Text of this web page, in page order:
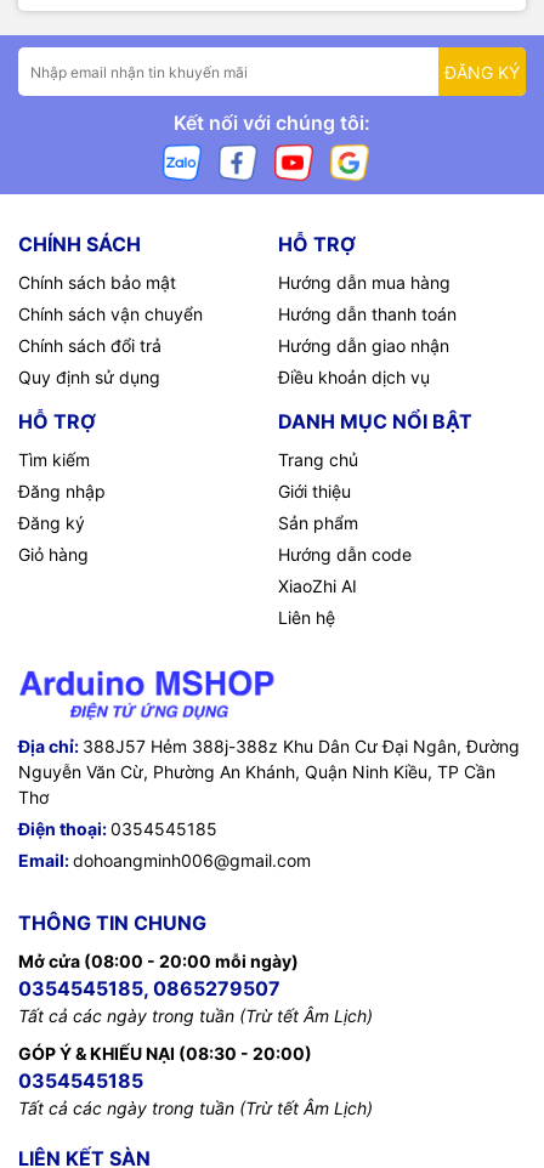
ĐĂNG KÝ
Kết nối với chúng tôi:
CHÍNH SÁCH
Chính sách bảo mật
Chính sách vận chuyển
Chính sách đổi trả
Quy định sử dụng
HỖ TRỢ
Hướng dẫn mua hàng
Hướng dẫn thanh toán
Hướng dẫn giao nhận
Điều khoản dịch vụ
HỖ TRỢ
Tìm kiếm
Đăng nhập
Đăng ký
Giỏ hàng
DANH MỤC NỔI BẬT
Trang chủ
Giới thiệu
Sản phẩm
Hướng dẫn code
XiaoZhi AI
Liên hệ
Địa chỉ: 388J57 Hẻm 388j-388z Khu Dân Cư Đại Ngân, Đường
Nguyễn Văn Cừ, Phường An Khánh, Quận Ninh Kiều, TP Cần
Thơ
Điện thoại:0354545185
Email:dohoangminh006@gmail.com
THÔNG TIN CHUNG
Mở cửa (08:00 - 20:00 mỗi ngày)
0354545185, 0865279507
Tất cả các ngày trong tuần (Trừ tết Âm Lịch)
GÓP Ý & KHIẾU NẠI (08:30 - 20:00)
0354545185
Tất cả các ngày trong tuần (Trừ tết Âm Lịch)
LIÊN KẾT SÀN